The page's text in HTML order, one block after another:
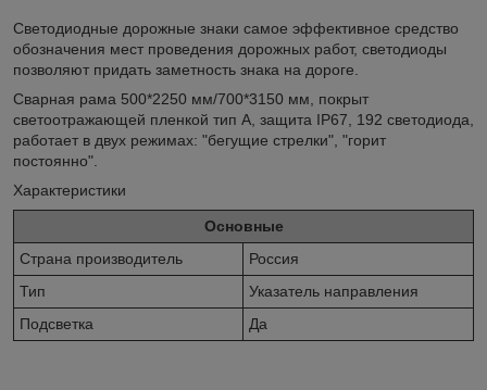
Светодиодные дорожные знаки самое эффективное средство
обозначения мест проведения дорожных работ, светодиоды
позволяют придать заметность знака на дороге.
Сварная рама 500*2250 мм/700*3150 мм, покрыт
светоотражающей пленкой тип А, защита IP67, 192 светодиода,
работает в двух режимах: "бегущие стрелки", "горит
постоянно".
Характеристики
Основные
Страна производитель
Россия
Тип
Указатель направления
Подсветка
Да